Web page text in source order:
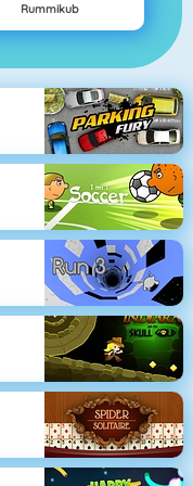
Rummikub